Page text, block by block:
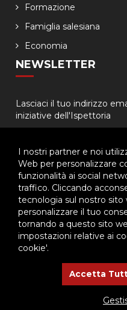
I nostri partner e noi
Web per personalizzare
funzionalità ai social
traffico. Cliccando
tecnologia sul nostro sito
personalizzare il tuo
tornando a questo sito
impostazioni relative ai
cookie'.
Accetta
Formazione
Famiglia salesiana
Economia
NEWSLETTER
Lasciaci il tuo indirizzo
iniziative dell'Ispettoria
© 2026 - Ispettoria Salesiana
80057280630 |
Privacy &
Questo plugin utilizza cookie
terze parti per migliorare
plugin è necessario dare il
Clicca qui per modificare le